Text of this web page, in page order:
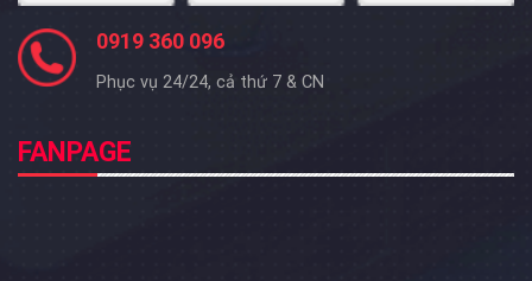
0919 360 096
Phục vụ 24/24, cả thứ 7 & CN
FANPAGE